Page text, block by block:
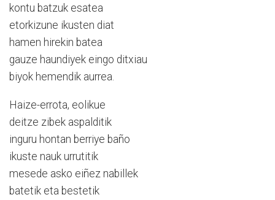
kontu batzuk esatea
etorkizune ikusten diat
hamen hirekin batea
gauze haundiyek eingo ditxiau
biyok hemendik aurrea.
Haize-errota, eolikue
deitze zibek aspalditik
inguru hontan berriye baño
ikuste nauk urrutitik
mesede asko eiñez nabillek
batetik eta bestetik